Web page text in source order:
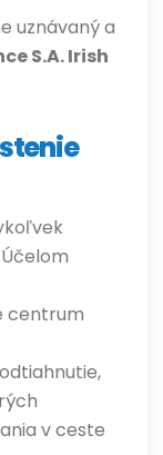
uznávaný a
S.A. Irish
centrum
v ceste